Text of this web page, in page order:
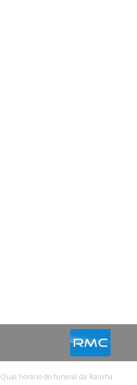
Qual horário do funeral da Rainha